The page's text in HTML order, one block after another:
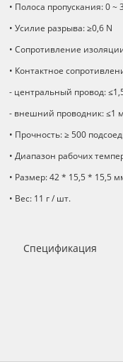
• Полоса пропускания: 0 ~
• Усилие разрыва: ≥0,6 N
• Сопротивление
• Контактное
- центральный провод:
- внешний проводник: ≤1
• Прочность: ≥ 500
• Диапазон рабочих
• Размер: 42 * 15,5 * 15,5
• Вес: 11 г / шт.
Спецификация